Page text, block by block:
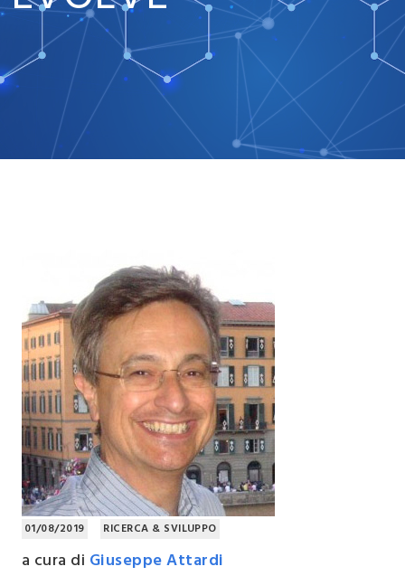
01/08/2019 RICERCA & SVILUPPO
a cura di Giuseppe Attardi